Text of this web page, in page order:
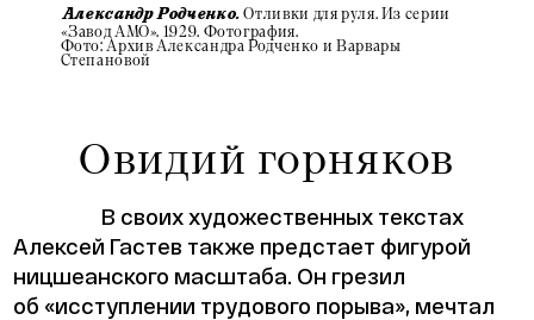
Александр Родченко. Отливки для руля. Из серии
«Завод АМО». 1929. Фотография.
Фото: Архив Александра Родченко и Варвары
Степановой
Овидий горняков
В своих художественных текстах
Алексей Гастев также предстает фигурой
ницшеанского масштаба. Он грезил
об «исступлении трудового порыва», мечтал